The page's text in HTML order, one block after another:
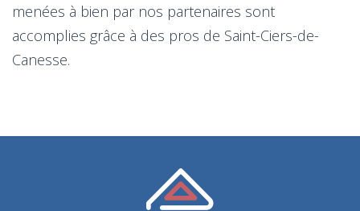
menées à bien par nos partenaires sont
accomplies grâce à des pros de Saint-Ciers-de-
Canesse.